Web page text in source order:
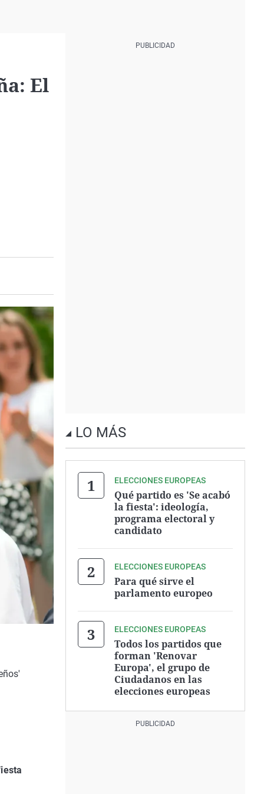
El
LO MÁS
ELECCIONES EUROPEAS
Qué partido es 'Se acabó
la fiesta': ideología,
programa electoral y
candidato
ELECCIONES EUROPEAS
Para qué sirve el
parlamento europeo
ELECCIONES EUROPEAS
Todos los partidos que
forman 'Renovar
Europa', el grupo de
Ciudadanos en las
elecciones europeas